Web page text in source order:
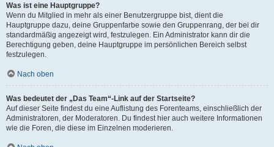
Was ist eine Hauptgruppe?
Wenn du Mitglied in mehr als einer Benutzergruppe bist, dient die
Hauptgruppe dazu, deine Gruppenfarbe sowie den Gruppenrang, der bei dir
standardmäßig angezeigt wird, festzulegen. Ein Administrator kann dir die
Berechtigung geben, deine Hauptgruppe im persönlichen Bereich selbst
festzulegen.
Nach oben
Was bedeutet der „Das Team“-Link auf der Startseite?
Auf dieser Seite findest du eine Auflistung des Forenteams, einschließlich der
Administratoren, der Moderatoren. Du findest hier auch weitere Informationen
wie die Foren, die diese im Einzelnen moderieren.